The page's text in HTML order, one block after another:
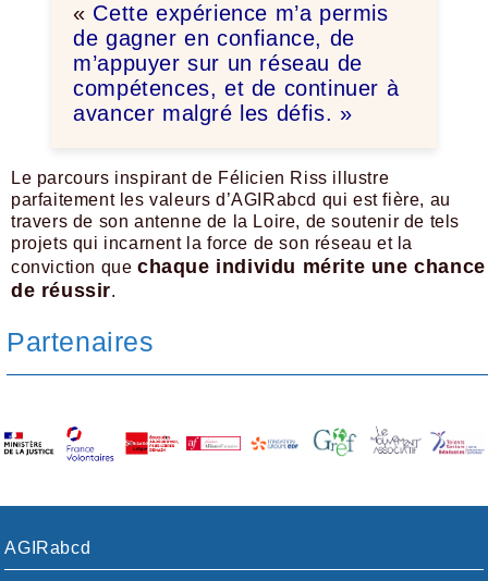
« Cette expérience m’a permis
de gagner en confiance, de
m’appuyer sur un réseau de
compétences, et de continuer à
avancer malgré les défis. »
Le parcours inspirant de Félicien Riss illustre
parfaitement les valeurs d’AGIRabcd qui est fière, au
travers de son antenne de la Loire, de soutenir de tels
projets qui incarnent la force de son réseau et la
conviction que chaque individu mérite une chance
de réussir.
Partenaires
AGIRabcd